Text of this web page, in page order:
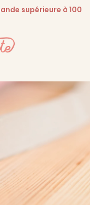
supérieure à 100